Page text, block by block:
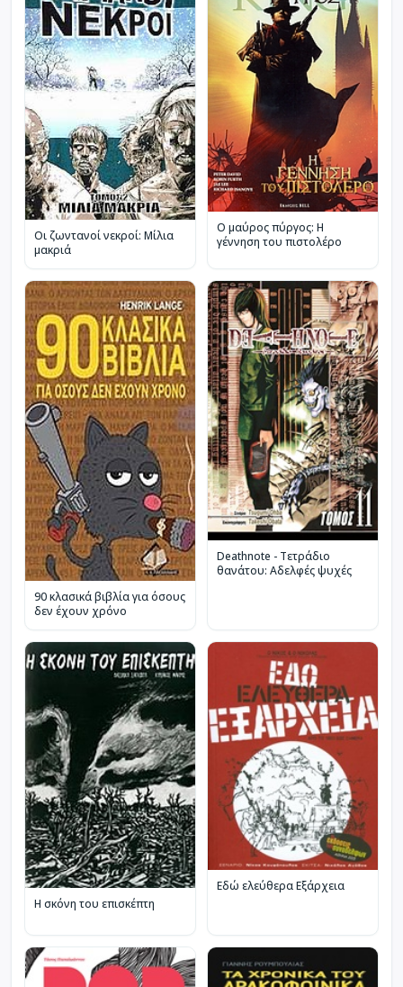
Οι ζωντανοί νεκροί: Μίλια
μακριά
Ο μαύρος πύργος: Η
γέννηση του πιστολέρο
90 κλασικά βιβλία για όσους
δεν έχουν χρόνο
Deathnote - Τετράδιο
θανάτου: Αδελφές ψυχές
Η σκόνη του επισκέπτη
Εδώ ελεύθερα Εξάρχεια